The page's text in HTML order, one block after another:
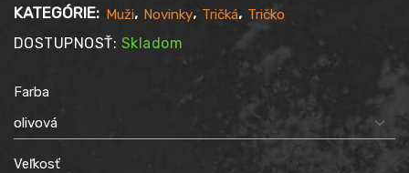
KATEGÓRIE: Muži, Novinky, Tričká, Tričko
DOSTUPNOSŤ: Skladom
Farba
Veľkosť